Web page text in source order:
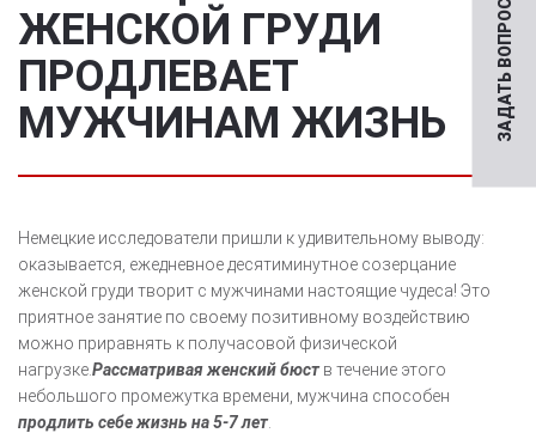
ЗАДАТЬ ВОПРОС
ЖЕНСКОЙ ГРУДИ
ПРОДЛЕВАЕТ
МУЖЧИНАМ ЖИЗНЬ
Немецкие исследователи пришли к удивительному выводу:
оказывается, ежедневное десятиминутное созерцание
женской груди творит с мужчинами настоящие чудеса! Это
приятное занятие по своему позитивному воздействию
можно приравнять к получасовой физической
нагрузке.Рассматривая женский бюств течение этого
небольшого промежутка времени, мужчина способен
продлить себе жизнь на 5-7 лет.